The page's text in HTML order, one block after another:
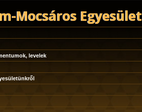
Mocsáros Egyesület
levelek